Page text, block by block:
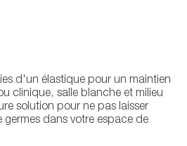
d'un élastique pour un maintien
clinique, salle blanche et milieu
solution pour ne pas laisser
germes dans votre espace de